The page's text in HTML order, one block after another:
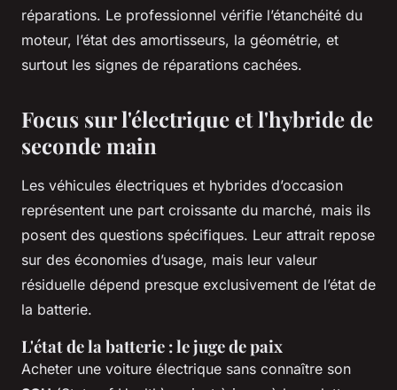
réparations. Le professionnel vérifie l’étanchéité du
moteur, l’état des amortisseurs, la géométrie, et
surtout les signes de réparations cachées.
Focus sur l'électrique et l'hybride de
seconde main
Les véhicules électriques et hybrides d’occasion
représentent une part croissante du marché, mais ils
posent des questions spécifiques. Leur attrait repose
sur des économies d’usage, mais leur valeur
résiduelle dépend presque exclusivement de l’état de
la batterie.
L'état de la batterie : le juge de paix
Acheter une voiture électrique sans connaître son